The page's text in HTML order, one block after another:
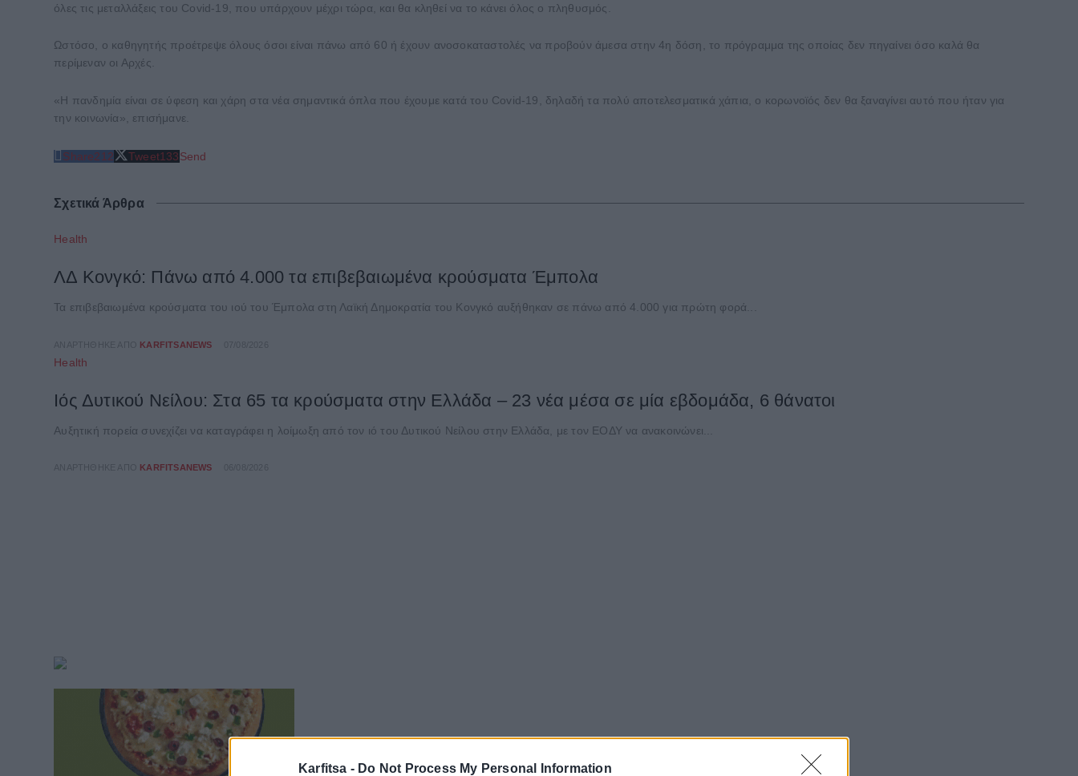
Karfitsa - Do Not Process My Personal Information
όλες τις μεταλλάξεις του Covid-19, που υπάρχουν μέχρι τώρα, και θα κληθεί να το κάνει όλος ο πληθυσμός.
Ωστόσο, ο καθηγητής προέτρεψε όλους όσοι είναι πάνω από 60 ή έχουν ανοσοκαταστολές να προβούν άμεσα στην 4η δόση, το πρόγραμμα της οποίας δεν πηγαίνει όσο καλά θα
περίμεναν οι Αρχές.
«Η πανδημία είναι σε ύφεση και χάρη στα νέα σημαντικά όπλα που έχουμε κατά του Covid-19, δηλαδή τα πολύ αποτελεσματικά χάπια, ο κορωνοϊός δεν θα ξαναγίνει αυτό που ήταν για
την κοινωνία», επισήμανε.
Share212 Tweet133Send
Σχετικά Άρθρα
Health
ΛΔ Κονγκό: Πάνω από 4.000 τα επιβεβαιωμένα κρούσματα Έμπολα
Τα επιβεβαιωμένα κρούσματα του ιού του Έμπολα στη Λαϊκή Δημοκρατία του Κονγκό αυξήθηκαν σε πάνω από 4.000 για πρώτη φορά...
ΑΝΑΡΤΉΘΗΚΕ ΑΠΌ KARFITSANEWS
Health
Ιός Δυτικού Νείλου: Στα 65 τα κρούσματα στην Ελλάδα – 23 νέα μέσα σε μία εβδομάδα, 6 θάνατοι
Αυξητική πορεία συνεχίζει να καταγράφει η λοίμωξη από τον ιό του Δυτικού Νείλου στην Ελλάδα, με τον ΕΟΔΥ να ανακοινώνει...
ΑΝΑΡΤΉΘΗΚΕ ΑΠΌ KARFITSANEWS